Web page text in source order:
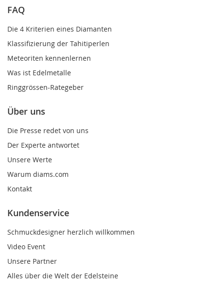
unseren
an:
FAQ
Die 4 Kriterien eines Diamanten
Klassifizierung der Tahitiperlen
Meteoriten kennenlernen
Was ist Edelmetalle
Ringgrössen-Rategeber
Über uns
Die Presse redet von uns
Der Experte antwortet
Unsere Werte
Warum diams.com
Kontakt
Kundenservice
Schmuckdesigner herzlich willkommen
Video Event
Unsere Partner
Alles über die Welt der Edelsteine